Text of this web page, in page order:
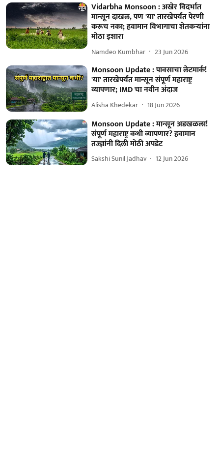
Vidarbha Monsoon : अखेर विदर्भात
मान्सून दाखल, पण 'या' तारखेपर्यंत पेरणी
करूच नका; हवामान विभागाचा शेतकऱ्यांना
मोठा इशारा
Namdeo Kumbhar 23 Jun 2026
Monsoon Update : पावसाचा लेटमार्क!
'या' तारखेपर्यंत मान्सून संपूर्ण महाराष्ट्र
व्यापणार; IMD चा नवीन अंदाज
Alisha Khedekar 18 Jun 2026
Monsoon Update : मान्सून अडखळला!
संपूर्ण महाराष्ट्र कधी व्यापणार? हवामान
तज्ज्ञांनी दिली मोठी अपडेट
Sakshi Sunil Jadhav 12 Jun 2026